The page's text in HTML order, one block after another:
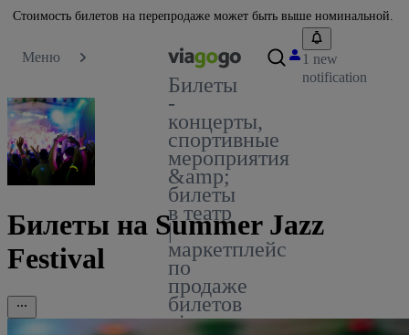
Стоимость билетов на перепродаже может быть выше номинальной.
Меню
Билеты
-
концерты,
спортивные
мероприятия
&amp;
билеты
в театр
|
маркетплейс
по
продаже
билетов
viagogo
1 new
notification
Билеты на Summer Jazz
Festival